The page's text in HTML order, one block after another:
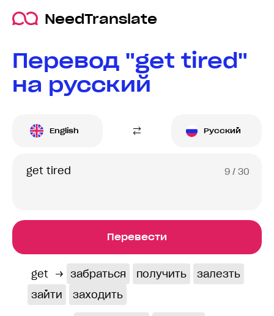
NeedTranslate
Перевод "get tired"
на русский
English Русский
9 / 30
Перевести
get → забраться получить
залезть
зайти
заходить